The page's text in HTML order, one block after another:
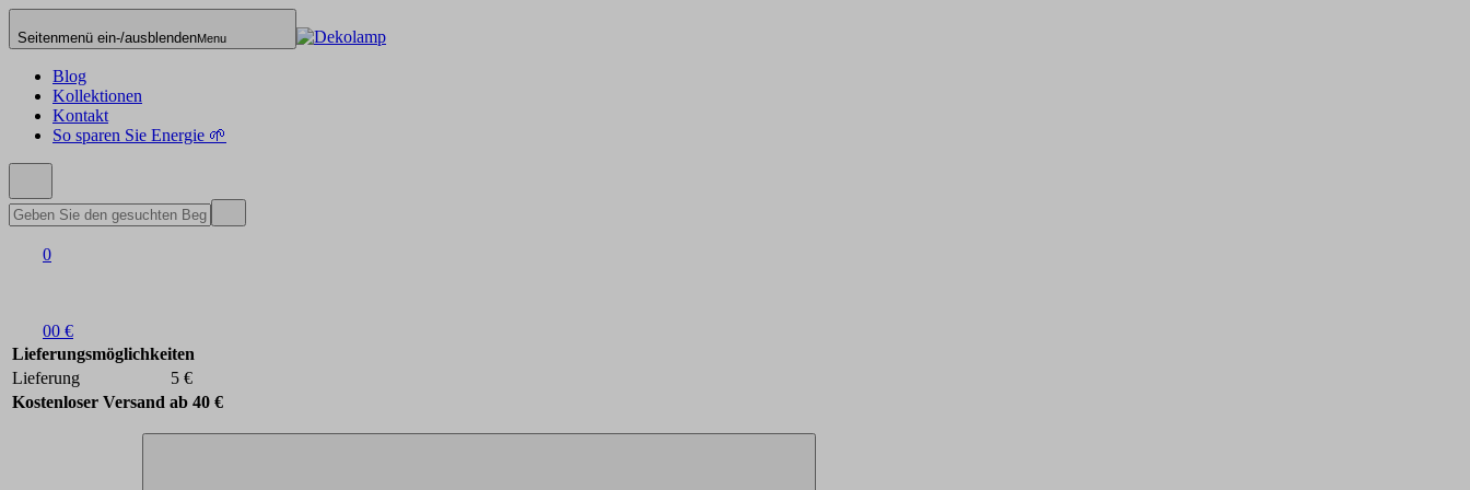
Seitenmenü ein-/ausblendenMenu
Blog
Kollektionen
Kontakt
So sparen Sie Energie 🌱
0
00 €
Lieferungsmöglichkeiten
Lieferung
5 €
Kostenloser Versand ab 40 €